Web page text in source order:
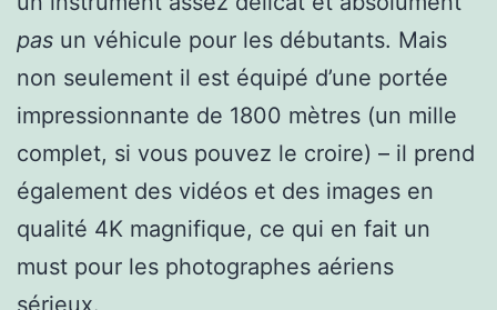
pas un véhicule pour les débutants. Mais
non seulement il est équipé d’une portée
impressionnante de 1800 mètres (un mille
complet, si vous pouvez le croire) – il prend
également des vidéos et des images en
qualité 4K magnifique, ce qui en fait un
must pour les photographes aériens
sérieux.